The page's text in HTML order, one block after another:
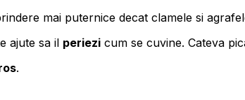
mai puternice decat clamele si
ajute sa il periezi cum se cuvine. Cateva
.